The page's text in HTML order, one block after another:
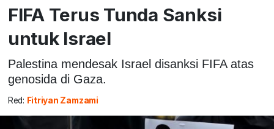
FIFA Terus Tunda Sanksi
untuk Israel
Palestina mendesak Israel disanksi FIFA atas
genosida di Gaza.
Red: Fitriyan Zamzami